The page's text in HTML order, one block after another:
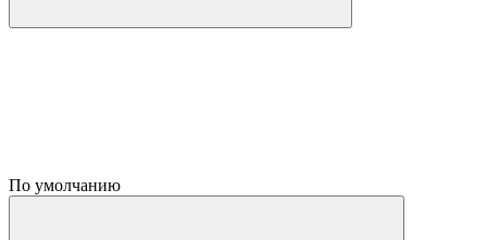
По умолчанию